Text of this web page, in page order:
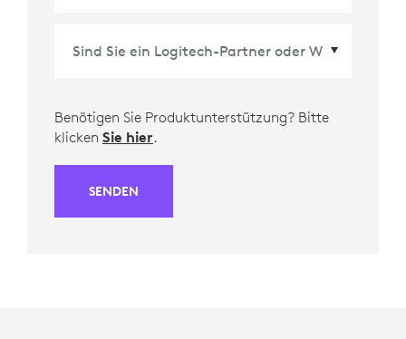
Benötigen Sie Produktunterstützung? Bitte
klicken Sie hier.
SENDEN